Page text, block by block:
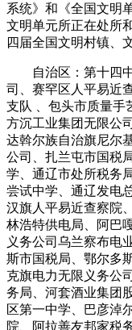
系统》和《全国文明
文明单元所正在处所
四届全国文明村镇、
自治区：第十四中
司、赛罕区人平易近
支队 、包头市质量手
方沉工业集团无限公
达斡尔族自治旗尼尔
公司、扎兰屯市国税
学、通辽市处所税务
尝试中学、通辽发电
汉旗人平易近查察院
林浩特供电局、阿巴
义务公司乌兰察布电
斯市国税局、鄂尔多
克旗电力无限义务公
务局、河套酒业集团
区第一中学、巴彦淖
院、阿拉善友邦家税